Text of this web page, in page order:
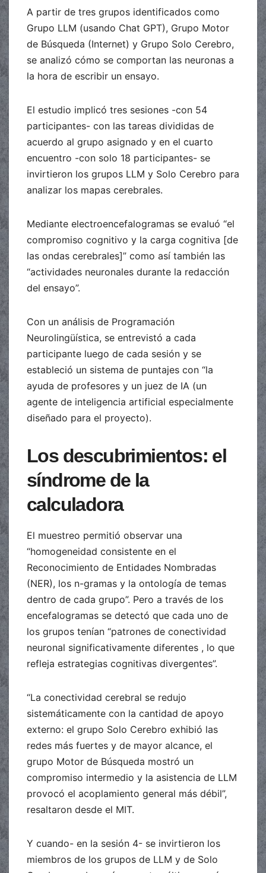
A partir de tres grupos identificados como
Grupo LLM (usando Chat GPT), Grupo Motor
de Búsqueda (Internet) y Grupo Solo Cerebro,
se analizó cómo se comportan las neuronas a
la hora de escribir un ensayo.
El estudio implicó tres sesiones -con 54
participantes- con las tareas divididas de
acuerdo al grupo asignado y en el cuarto
encuentro -con solo 18 participantes- se
invirtieron los grupos LLM y Solo Cerebro para
analizar los mapas cerebrales.
Mediante electroencefalogramas se evaluó “el
compromiso cognitivo y la carga cognitiva [de
las ondas cerebrales]” como así también las
“actividades neuronales durante la redacción
del ensayo”.
Con un análisis de Programación
Neurolingüística, se entrevistó a cada
participante luego de cada sesión y se
estableció un sistema de puntajes con “la
ayuda de profesores y un juez de IA (un
agente de inteligencia artificial especialmente
diseñado para el proyecto).
Los descubrimientos: el
síndrome de la
calculadora
El muestreo permitió observar una
“homogeneidad consistente en el
Reconocimiento de Entidades Nombradas
(NER), los n-gramas y la ontología de temas
dentro de cada grupo”. Pero a través de los
encefalogramas se detectó que cada uno de
los grupos tenían “patrones de conectividad
neuronal significativamente diferentes , lo que
refleja estrategias cognitivas divergentes”.
“La conectividad cerebral se redujo
sistemáticamente con la cantidad de apoyo
externo: el grupo Solo Cerebro exhibió las
redes más fuertes y de mayor alcance, el
grupo Motor de Búsqueda mostró un
compromiso intermedio y la asistencia de LLM
provocó el acoplamiento general más débil”,
resaltaron desde el MIT.
Y cuando- en la sesión 4- se invirtieron los
miembros de los grupos de LLM y de Solo